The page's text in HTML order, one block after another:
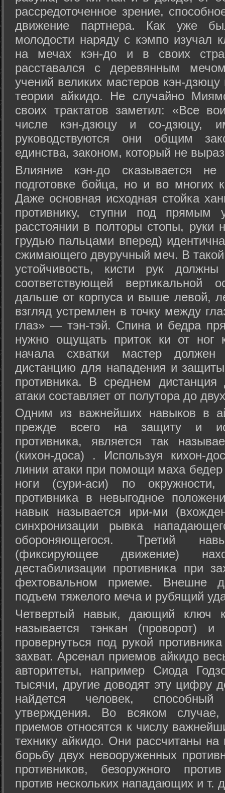
рассредоточенное зрение,
движение партнера. Как уже
молодости наряду с кэмпо изучал
на мечах кэн-до и в своих
расставался с деревянным
учений великих мастеров кэн-
теории айкидо. Не случайно
своих трактатов заметил: «Все
числе кэн-дзюцу и со-дзюцу,
руководствуются они общим
единства, законом, который не
Влияние кэн-до сказывается не
подготовке бойца, но и во многих
Даже основная исходная стойка
противнику, ступни под прямым
расстоянии в полторы стопы, руки
грудью пальцами вперед)
сжимающего двуручный меч. В
устойчивость, кисти рук
соответствующей
дальше от корпуса и выше левой,
взгляд устремлен в точку между
глаз» — тэн-тэй. Спина и бедра
нужно ощущать приток ки от
начала схватки мастер должен
дистанцию для нападения и
противника. В среднем
атаки составляет от полутора до
Одним из важнейших навыков в
прежде всего на защиту и
противника, является так
(кихон-доса) . Используя кихон-
линии атаки при помощи маха
ноги (сури-аси) по
противника в невыгодное
навык называется ири-ми
синхронизации рывка
обороняющегося. Третий
(фиксирующее движение)
дестабилизации противника при
фехтовальном приеме. Внешне
подъем тяжелого меча и рубящий
Четвертый навык, дающий ключ
называется тэнкан (проворот)
провернуться под рукой
захват. Арсенал приемов айкидо
авторитеты, например Сиода
тысячи, другие доводят эту цифру
найдется человек,
утверждения. Во всяком
приемов относятся к числу
технику айкидо. Они рассчитаны
борьбу двух невооруженных
противников, безоружного
против нескольких нападающих и т.